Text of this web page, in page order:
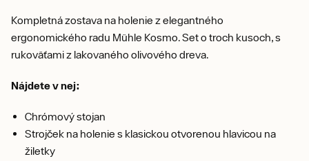
Kompletná zostava na holenie z elegantného
ergonomického radu Mühle Kosmo. Set o troch kusoch, s
rukoväťami z lakovaného olivového dreva.
Nájdete v nej:
Chrómový stojan
Strojček na holenie s klasickou otvorenou hlavicou na
žiletky